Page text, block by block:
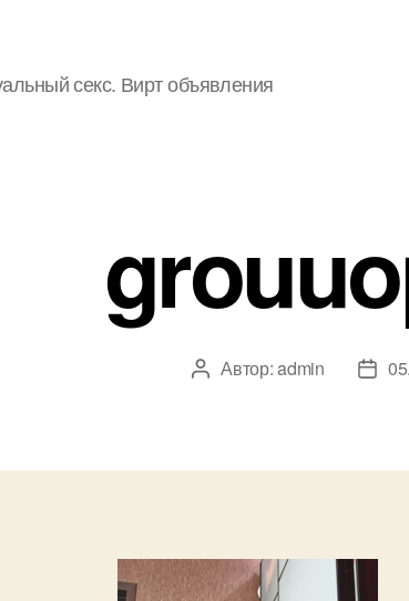
секс. Вирт объявления
Автор
Автор:admin
Дата